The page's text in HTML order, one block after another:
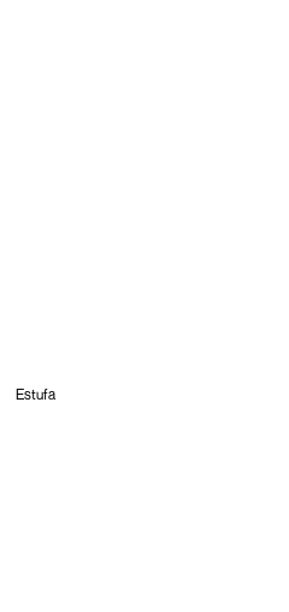
Estufa